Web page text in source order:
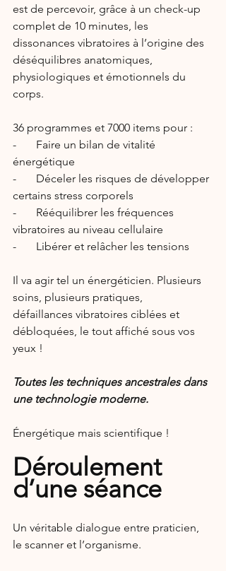
est de percevoir, grâce à un check-up
complet de 10 minutes, les
dissonances vibratoires à l’origine des
déséquilibres anatomiques,
physiologiques et émotionnels du
corps.
36 programmes et 7000 items pour :
-       Faire un bilan de vitalité
énergétique
-       Déceler les risques de développer
certains stress corporels
-       Rééquilibrer les fréquences
vibratoires au niveau cellulaire
-       Libérer et relâcher les tensions
Il va agir tel un énergéticien. Plusieurs
soins, plusieurs pratiques,
défaillances vibratoires ciblées et
débloquées, le tout affiché sous vos
yeux !
Toutes les techniques ancestrales dans
une technologie moderne.
Énergétique mais scientifique !
Déroulement
d’une séance
Un véritable dialogue entre praticien,
le scanner et l’organisme.